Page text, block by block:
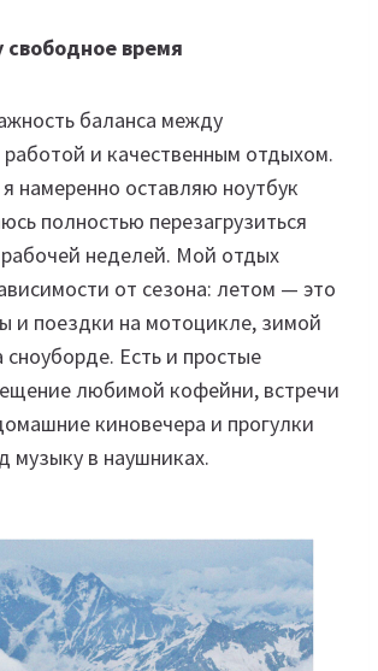
свободное время
баланса между
и качественным отдыхом.
намеренно оставляю ноутбук
полностью перезагрузиться
неделей. Мой отдых
от сезона: летом — это
и поездки на мотоцикле, зимой
Есть и простые
любимой кофейни, встречи
киновечера и прогулки
музыку в наушниках.